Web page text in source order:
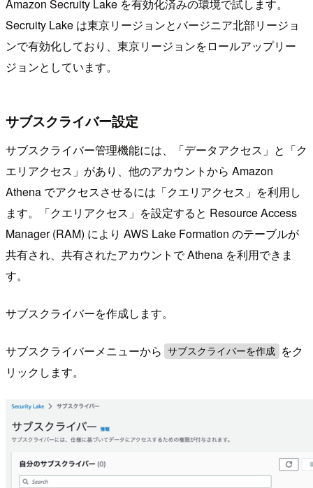
Amazon Secruity Lake を有効化済みの環境で試します。
Secruity Lake は東京リージョンとバージニア北部リージョ
ンで有効化しており、東京リージョンをロールアップリー
ジョンとしています。
サブスクライバー設定
サブスクライバー管理機能には、「データアクセス」と「ク
エリアクセス」があり、他のアカウントから Amazon
Athena でアクセスさせるには「クエリアクセス」を利用し
ます。「クエリアクセス」を設定すると Resource Access
Manager (RAM) により AWS Lake Formation のテーブルが
共有され、共有されたアカウントで Athena を利用できま
す。
サブスクライバーを作成します。
サブスクライバーメニューから サブスクライバーを作成
をク
リックします。